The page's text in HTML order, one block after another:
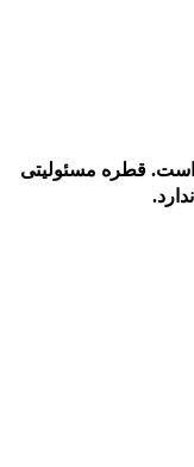
قطره مسئولیتی